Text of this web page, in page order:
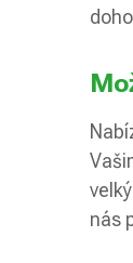
nás